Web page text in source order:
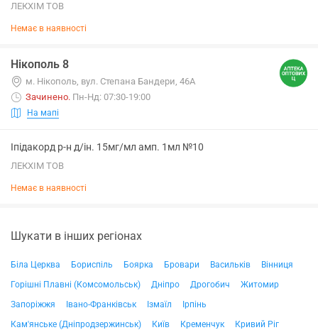
ЛЕКХІМ ТОВ
Немає в наявності
Нікополь 8
м. Нікополь, вул. Степана Бандери, 46А
Зачинено. Пн-Нд: 07:30-19:00
На мапі
Іпідакорд р-н д/ін. 15мг/мл амп. 1мл №10
ЛЕКХІМ ТОВ
Немає в наявності
Шукати в інших регіонах
Біла Церква Бориспіль Боярка Бровари Васильків
Вінниця
Горішні Плавні (Комсомольськ)
Дніпро Дрогобич
Житомир
Запоріжжя
Івано-Франківськ Ізмаїл
Ірпінь
Кам'янське (Дніпродзержинськ)
Київ Кременчук
Кривий Ріг